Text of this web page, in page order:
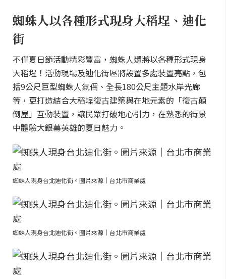
蜘蛛人以各種形式現身大稻埕、迪化
街
不僅夏日節活動精彩豐富，蜘蛛人還將以各種形式現身
大稻埕！活動現場及迪化街區將設置多處裝置亮點，包
括9公尺巨型蜘蛛人氣偶、全長180公尺主題水岸光廊
等，更打造結合大稻埕復古建築與在地元素的「復古顛
倒屋」互動裝置，讓民眾打破地心引力，在熟悉的街景
中體驗大銀幕英雄的夏日魅力。
蜘蛛人現身台北迪化街。圖片來源｜台北市商業處
蜘蛛人現身台北迪化街。圖片來源｜台北市商業處